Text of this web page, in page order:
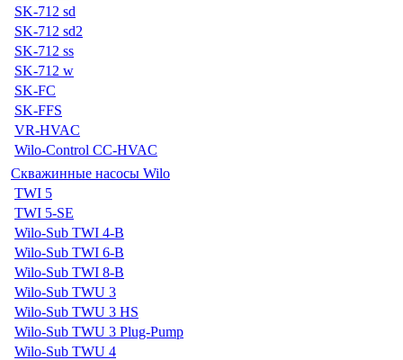
SK-712 sd
SK-712 sd2
SK-712 ss
SK-712 w
SK-FC
SK-FFS
VR-HVAC
Wilo-Control CC-HVAC
Скважинные насосы Wilo
TWI 5
TWI 5-SE
Wilo-Sub TWI 4-B
Wilo-Sub TWI 6-B
Wilo-Sub TWI 8-B
Wilo-Sub TWU 3
Wilo-Sub TWU 3 HS
Wilo-Sub TWU 3 Plug-Pump
Wilo-Sub TWU 4